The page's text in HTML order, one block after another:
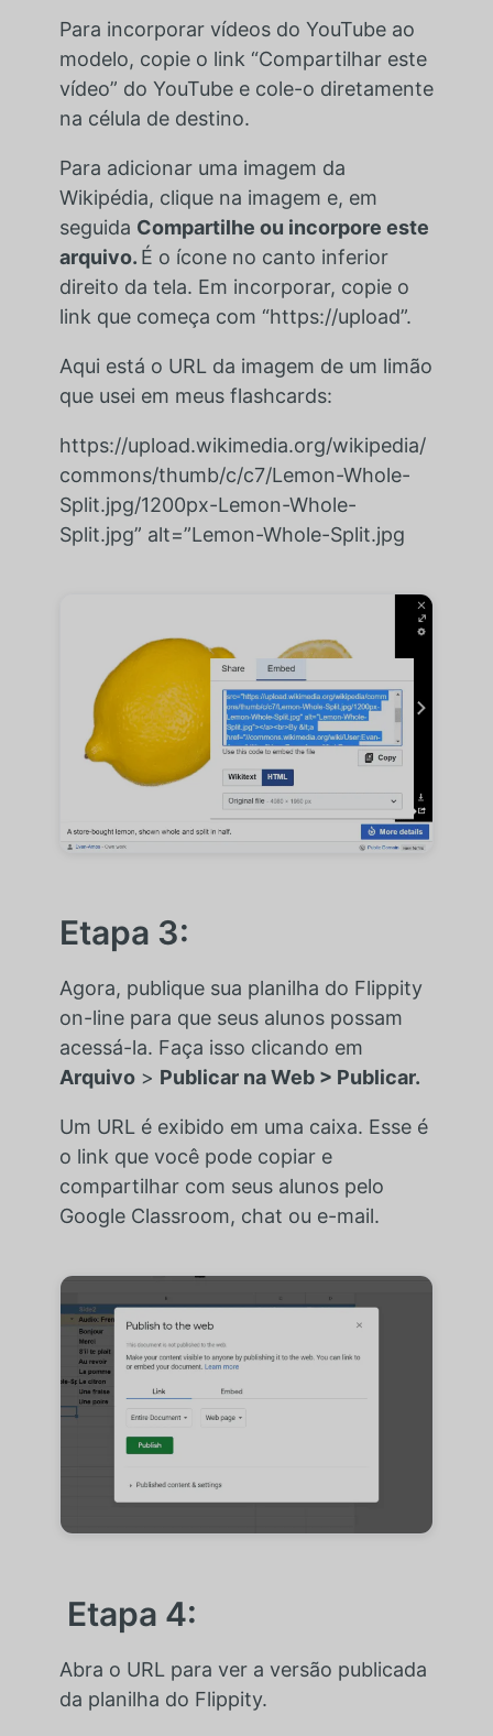
Para incorporar vídeos do YouTube ao
modelo, copie o link “Compartilhar este
vídeo” do YouTube e cole-o diretamente
na célula de destino.
Para adicionar uma imagem da
Wikipédia, clique na imagem e, em
seguida Compartilhe ou incorpore este
arquivo. É o ícone no canto inferior
direito da tela. Em incorporar, copie o
link que começa com “https://upload”.
Aqui está o URL da imagem de um limão
que usei em meus flashcards:
https://upload.wikimedia.org/wikipedia/
commons/thumb/c/c7/Lemon-Whole-
Split.jpg/1200px-Lemon-Whole-
Split.jpg” alt=”Lemon-Whole-Split.jpg
Etapa 3:
Agora, publique sua planilha do Flippity
on-line para que seus alunos possam
acessá-la. Faça isso clicando em
Arquivo> Publicar na Web > Publicar.
Um URL é exibido em uma caixa. Esse é
o link que você pode copiar e
compartilhar com seus alunos pelo
Google Classroom, chat ou e-mail.
Etapa 4:
Abra o URL para ver a versão publicada
da planilha do Flippity.